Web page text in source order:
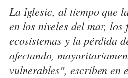
La Iglesia, al tiempo que
en los niveles del mar, los
ecosistemas y la pérdida
afectando,
vulnerables", escriben en